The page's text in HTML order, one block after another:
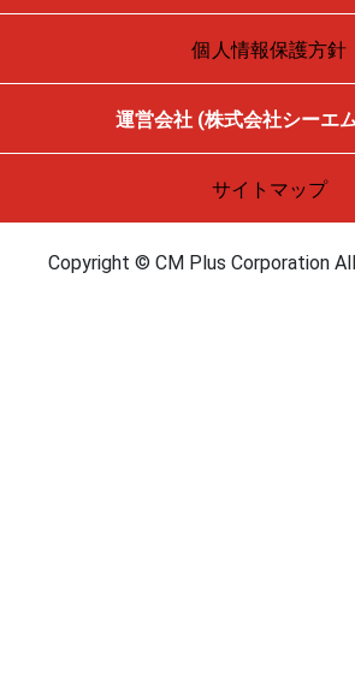
個人情報保護方針
運営会社 (株式会社シーエ
サイトマップ
Copyright © CM Plus Corporation